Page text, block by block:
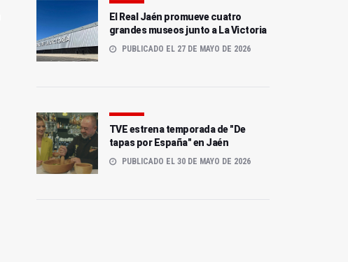
El Real Jaén promueve cuatro
grandes museos junto a La Victoria
PUBLICADO EL 27 DE MAYO DE 2026
TVE estrena temporada de "De
tapas por España" en Jaén
PUBLICADO EL 30 DE MAYO DE 2026